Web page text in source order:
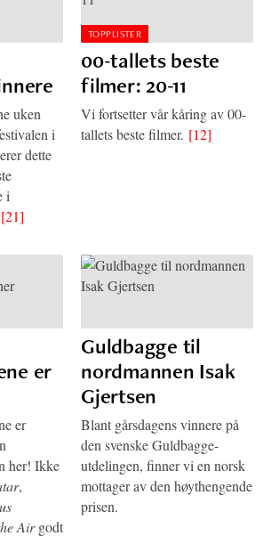
uken
i
dette
i
[21]
TOPPLISTER
00-tallets beste
filmer: 20-11
Vi fortsetter vår kåring av 00-
tallets beste filmer. [12]
er
er
her! Ikke
,
Airgodt
Guldbagge til
nordmannen Isak
Gjertsen
Blant gårsdagens vinnere på
den svenske Guldbagge-
utdelingen, finner vi en norsk
mottager av den høythengende
prisen.